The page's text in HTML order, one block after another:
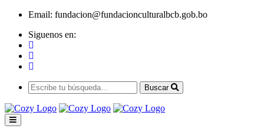
Email: fundacion@fundacionculturalbcb.gob.bo
Siguenos en:
Buscar